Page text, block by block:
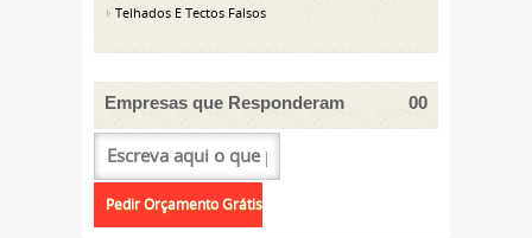
Telhados E Tectos Falsos
Empresas que Responderam 00